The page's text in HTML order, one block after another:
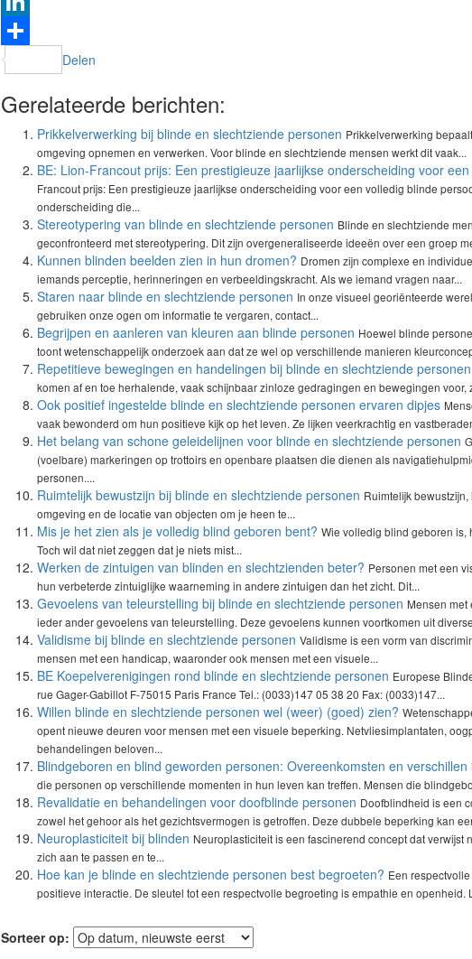
LinkedIn
Delen
Gerelateerde berichten:
Prikkelverwerking bij blinde en slechtziende personen Prikkelverwerking
omgeving opnemen en verwerken. Voor blinde en slechtziende mensen werkt dit vaak...
BE: Lion-Francout prijs: Een prestigieuze jaarlijkse onderscheiding voor
Francout prijs: Een prestigieuze jaarlijkse onderscheiding voor een volledig blinde
onderscheiding die...
Stereotypering van blinde en slechtziende personen Blinde en slechtziende
geconfronteerd met stereotypering. Dit zijn overgeneraliseerde ideeën over een groep
Kunnen blinden beelden zien in hun dromen? Dromen zijn complexe en
iemands perceptie, herinneringen en verbeeldingskracht. Als we iemand vragen naar...
Staren naar blinde en slechtziende personen In onze visueel georiënteerde
gebruiken onze ogen om informatie te vergaren, contact...
Begrijpen en aanleren van kleuren aan blinde personen Hoewel blinde
toont wetenschappelijk onderzoek aan dat ze wel op verschillende manieren
Repetitieve bewegingen en handelingen bij blinde en slechtziende personen
komen af en toe herhalende, vaak schijnbaar zinloze gedragingen en bewegingen voor,
Ook positief ingestelde blinde en slechtziende personen ervaren dipjes
vaak bewonderd om hun positieve kijk op het leven. Ze lijken veerkrachtig en
Het belang van schone geleidelijnen voor blinde en slechtziende personen
(voelbare) markeringen op trottoirs en openbare plaatsen die dienen als
personen....
Ruimtelijk bewustzijn bij blinde en slechtziende personen Ruimtelijk
omgeving en de locatie van objecten om je heen te...
Mis je het zien als je volledig blind geboren bent? Wie volledig blind geboren is,
Toch wil dat niet zeggen dat je niets mist...
Werken de zintuigen van blinden en slechtzienden beter? Personen met een
hun verbeterde zintuiglijke waarneming in andere zintuigen dan het zicht. Dit...
Gevoelens van teleurstelling bij blinde en slechtziende personen Mensen
ieder ander gevoelens van teleurstelling. Deze gevoelens kunnen voortkomen uit
Validisme bij blinde en slechtziende personen Validisme is een vorm van
mensen met een handicap, waaronder ook mensen met een visuele...
BE Koepelverenigingen rond blinde en slechtziende personen Europese
rue Gager-Gabillot F-75015 Paris France Tel.: (0033)147 05 38 20 Fax: (0033)147...
Willen blinde en slechtziende personen wel (weer) (goed) zien?
opent nieuwe deuren voor mensen met een visuele beperking. Netvliesimplantaten,
behandelingen beloven...
Blindgeboren en blind geworden personen: Overeenkomsten en verschillen
die personen op verschillende momenten in hun leven kan treffen. Mensen die
Revalidatie en behandelingen voor doofblinde personen Doofblindheid is een
zowel het gehoor als het gezichtsvermogen is getroffen. Deze dubbele beperking kan
Neuroplasticiteit bij blinden Neuroplasticiteit is een fascinerend concept dat verwijst
zich aan te passen en te...
Hoe kan je blinde en slechtziende personen best begroeten? Een
positieve interactie. De sleutel tot een respectvolle begroeting is empathie en openheid.
Sorteer op: